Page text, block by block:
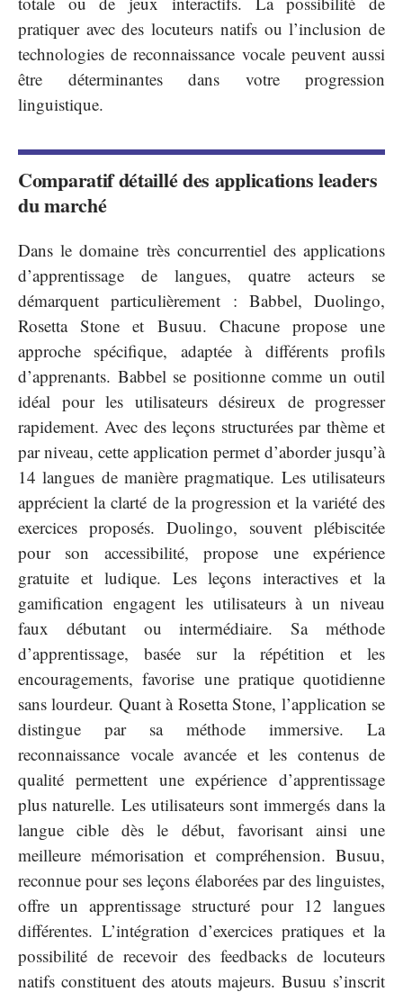
pratiquer avec des locuteurs natifs ou l’inclusion de
technologies de reconnaissance vocale peuvent aussi
être déterminantes dans votre progression
linguistique.
Comparatif détaillé des applications leaders
du marché
Dans le domaine très concurrentiel des applications
d’apprentissage de langues, quatre acteurs se
démarquent particulièrement : Babbel, Duolingo,
Rosetta Stone et Busuu. Chacune propose une
approche spécifique, adaptée à différents profils
d’apprenants. Babbel se positionne comme un outil
idéal pour les utilisateurs désireux de progresser
rapidement. Avec des leçons structurées par thème et
par niveau, cette application permet d’aborder jusqu’à
14 langues de manière pragmatique. Les utilisateurs
apprécient la clarté de la progression et la variété des
exercices proposés. Duolingo, souvent plébiscitée
pour son accessibilité, propose une expérience
gratuite et ludique. Les leçons interactives et la
gamification engagent les utilisateurs à un niveau
faux débutant ou intermédiaire. Sa méthode
d’apprentissage, basée sur la répétition et les
encouragements, favorise une pratique quotidienne
sans lourdeur. Quant à Rosetta Stone, l’application se
distingue par sa méthode immersive. La
reconnaissance vocale avancée et les contenus de
qualité permettent une expérience d’apprentissage
plus naturelle. Les utilisateurs sont immergés dans la
langue cible dès le début, favorisant ainsi une
meilleure mémorisation et compréhension. Busuu,
reconnue pour ses leçons élaborées par des linguistes,
offre un apprentissage structuré pour 12 langues
différentes. L’intégration d’exercices pratiques et la
possibilité de recevoir des feedbacks de locuteurs
natifs constituent des atouts majeurs. Busuu s’inscrit